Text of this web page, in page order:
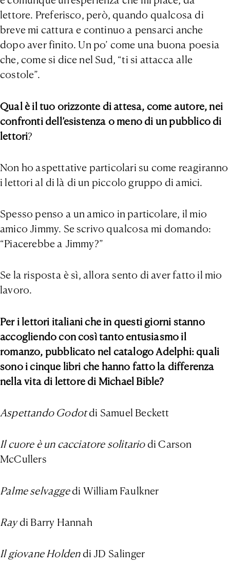
lettore. Preferisco, però, quando qualcosa di
breve mi cattura e continuo a pensarci anche
dopo aver finito. Un po’ come una buona poesia
che, come si dice nel Sud, “ti si attacca alle
costole”.
Qual è il tuo orizzonte di attesa, come autore, nei
confronti dell’esistenza o meno di un pubblico di
lettori?
Non ho aspettative particolari su come reagiranno
i lettori al di là di un piccolo gruppo di amici.
Spesso penso a un amico in particolare, il mio
amico Jimmy. Se scrivo qualcosa mi domando:
“Piacerebbe a Jimmy?”
Se la risposta è sì, allora sento di aver fatto il mio
lavoro.
Per i lettori italiani che in questi giorni stanno
accogliendo con così tanto entusiasmo il
romanzo, pubblicato nel catalogo Adelphi: quali
sono i cinque libri che hanno fatto la differenza
nella vita di lettore di Michael Bible?
Aspettando Godotdi Samuel Beckett
Il cuore è un cacciatore solitariodi Carson
McCullers
Palme selvaggedi William Faulkner
Raydi Barry Hannah
Il giovane Holdendi JD Salinger